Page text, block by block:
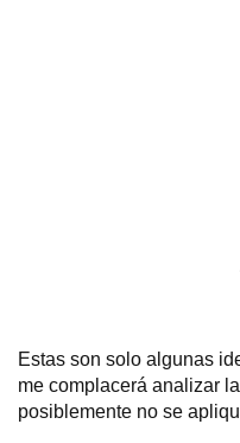
Estas son solo algunas
me complacerá analizar
posiblemente no se